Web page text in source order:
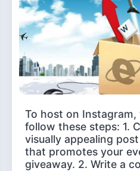
To host on Instagram,
follow these steps: 1.
visually appealing
that promotes your
giveaway. 2. Write a co